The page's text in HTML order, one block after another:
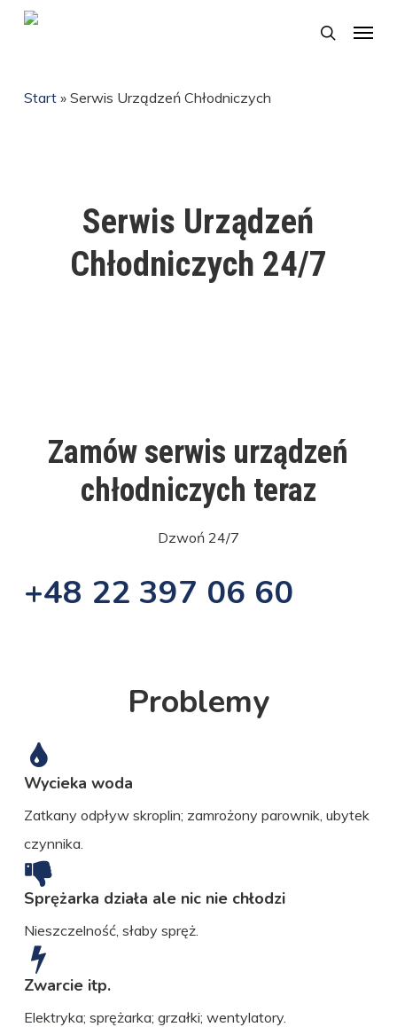
Skip
content
search
Menu
Start» Serwis Urządzeń Chłodniczych
Serwis Urządzeń
Chłodniczych 24/7
Zamów serwis urządzeń
chłodniczych teraz
Dzwoń 24/7
+48 22 397 06 60
Problemy
Wycieka woda
Zatkany odpływ skroplin; zamrożony parownik, ubytek
czynnika.
Sprężarka działa ale nic nie chłodzi
Nieszczelność, słaby spręż.
Zwarcie itp.
Elektryka; sprężarka; grzałki; wentylatory.